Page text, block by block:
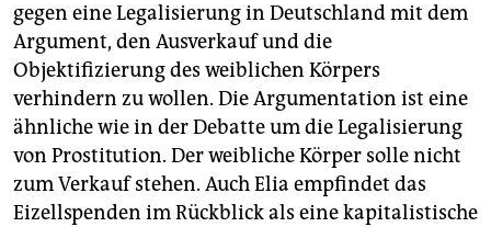
gegen eine Legalisierung in Deutschland mit dem
Argument, den Ausverkauf und die
Objektifizierung des weiblichen Körpers
verhindern zu wollen. Die Argumentation ist eine
ähnliche wie in der Debatte um die Legalisierung
von Prostitution. Der weibliche Körper solle nicht
zum Verkauf stehen. Auch Elia empfindet das
Eizellspenden im Rückblick als eine kapitalistische